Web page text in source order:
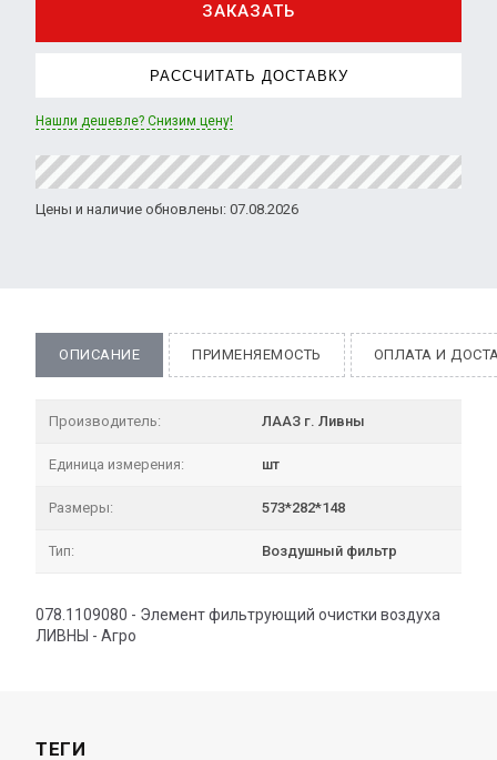
ЗАКАЗАТЬ
РАССЧИТАТЬ ДОСТАВКУ
Нашли дешевле? Снизим цену!
Цены и наличие обновлены: 07.08.2026
ОПИСАНИЕ ПРИМЕНЯЕМОСТЬ ОПЛАТА И
Производитель: ЛААЗ г. Ливны
Единица измерения: шт
Размеры: 573*282*148
Тип: Воздушный фильтр
078.1109080 - Элемент фильтрующий очистки воздуха
ЛИВНЫ - Агро
ТЕГИ